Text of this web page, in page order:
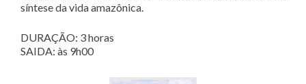
síntese da vida amazônica.
DURAÇÃO: 3 horas
SAIDA: às 9h00